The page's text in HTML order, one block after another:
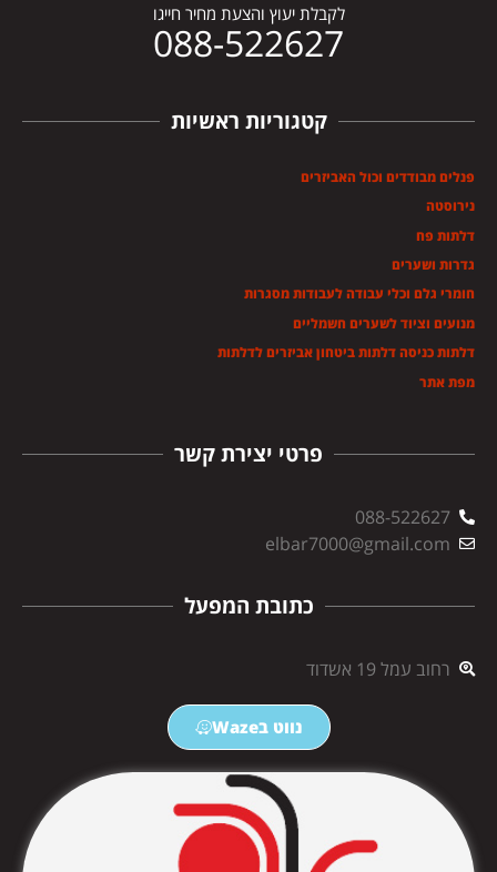
לקבלת יעוץ והצעת מחיר חייגו
088-522627
פרטי יצירת קשר
088-522627
elbar7000@gmail.com
כתובת המפעל
רחוב עמל 19 אשדוד
נווט בWaze
קטגוריות ראשיות
פנלים מבודדים וכול האביזרים
נירוסטה
דלתות פח
גדרות ושערים
חומרי גלם וכלי עבודה לעבודות מסגרות
מנועים וציוד לשערים חשמליים
דלתות כניסה דלתות ביטחון אביזרים לדלתות
מפת אתר